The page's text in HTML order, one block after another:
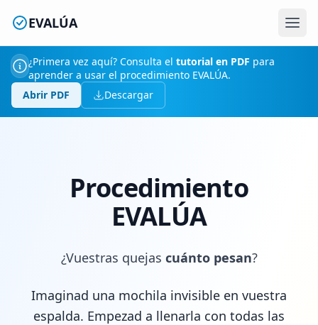
EVALÚA
¿Primera vez aquí? Consulta el tutorial en PDF para
aprender a usar el procedimiento EVALÚA.
Abrir PDF
Descargar
Procedimiento
EVALÚA
¿Vuestras quejas cuánto pesan?
Imaginad una mochila invisible en vuestra
espalda. Empezad a llenarla con todas las